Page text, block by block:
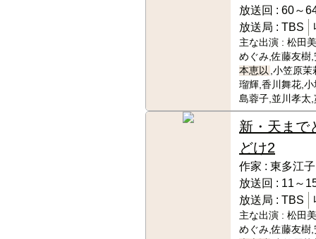
放送回 : 60～
放送局 : TBS
主な出演 : 松田
めぐみ,佐藤友樹
本恵以 ,小笠原
瑠輝,香川舞花,
島蓉子,並川孝太
新・天まで
どけ2
作家 : 東多江子
放送回 : 11～
放送局 : TBS
主な出演 : 松田
めぐみ,佐藤友樹